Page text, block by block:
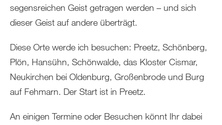
segensreichen Geist getragen werden – und sich
dieser Geist auf andere überträgt.
Diese Orte werde ich besuchen: Preetz, Schönberg,
Plön, Hansühn, Schönwalde, das Kloster Cismar,
Neukirchen bei Oldenburg, Großenbrode und Burg
auf Fehmarn. Der Start ist in Preetz.
An einigen Termine oder Besuchen könnt Ihr dabei